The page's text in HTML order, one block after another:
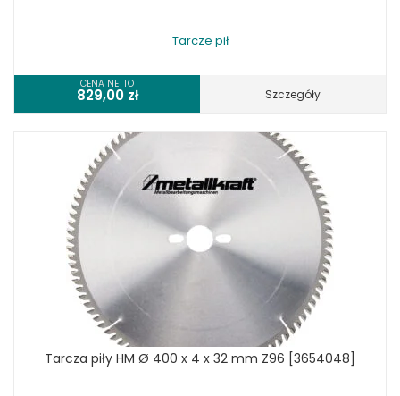
Tarcze pił
CENA NETTO
829,00 zł Szczegóły
Tarcza piły HM Ø 400 x 4 x 32 mm Z96 [3654048]